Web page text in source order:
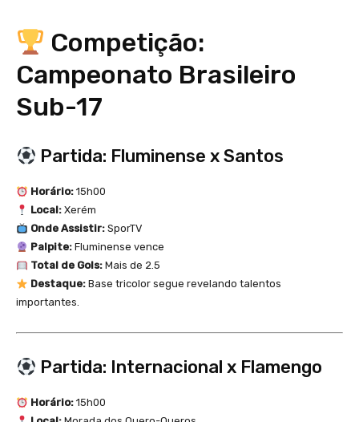
Competição:
Campeonato Brasileiro
Sub-17
Partida: Fluminense x Santos
Horário:15h00
Local:Xerém
Onde Assistir:SporTV
Palpite:Fluminense vence
Total de Gols:Mais de 2.5
Destaque:Base tricolor segue revelando talentos
importantes.
Partida: Internacional x Flamengo
Horário:15h00